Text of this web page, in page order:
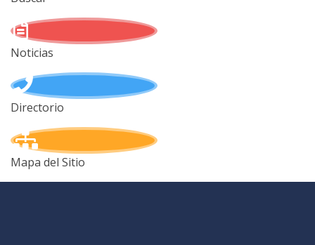
Noticias
Directorio
Mapa del Sitio